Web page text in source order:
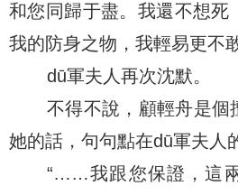
和您同歸于盡。我還不想死
我的防身之物，我輕易更不
dū軍夫人再次沈默。
不得不說，顧輕舟是個
她的話，句句點在dū軍夫人
“……我跟您保證，這